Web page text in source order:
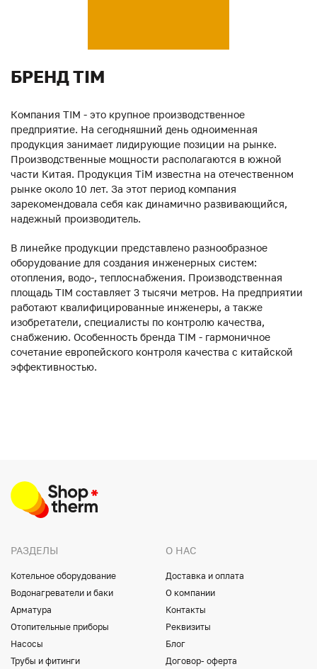
БРЕНД TIM
Компания TIM - это крупное производственное
предприятие. На сегодняшний день одноименная
продукция занимает лидирующие позиции на рынке.
Производственные мощности располагаются в южной
части Китая. Продукция ТiM известна на отечественном
рынке около 10 лет. За этот период компания
зарекомендовала себя как динамично развивающийся,
надежный производитель.
В линейке продукции представлено разнообразное
оборудование для создания инженерных систем:
отопления, водо-, теплоснабжения. Производственная
площадь TIM составляет 3 тысячи метров. На предприятии
работают квалифицированные инженеры, а также
изобретатели, специалисты по контролю качества,
снабжению. Особенность бренда TIM - гармоничное
сочетание европейского контроля качества с китайской
эффективностью.
РАЗДЕЛЫ
Котельное оборудование
Водонагреватели и баки
Арматура
Отопительные приборы
Насосы
Трубы и фитинги
О НАС
Доставка и оплата
О компании
Контакты
Реквизиты
Блог
Договор- оферта